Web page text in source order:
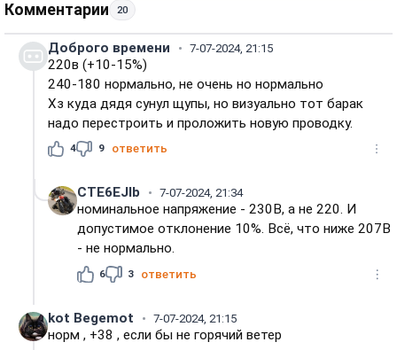
Комментарии 20
Доброго времени 7-07-2024, 21:15
220в (+10-15%)
240-180 нормально, не очень но нормально
Хз куда дядя сунул щупы, но визуально тот барак
надо перестроить и проложить новую проводку.
4 9 ответить
CTE6EJIb 7-07-2024, 21:34
номинальное напряжение - 230В, а не 220. И
допустимое отклонение 10%. Всё, что ниже 207В
- не нормально.
6 3 ответить
kot Begemot 7-07-2024, 21:15
норм , +38 , если бы не горячий ветер